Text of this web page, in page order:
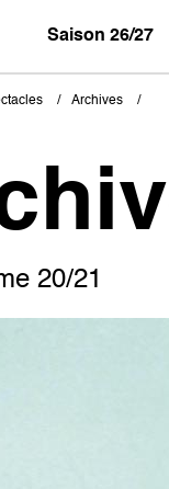
Saison 26/27
Archives
20/21